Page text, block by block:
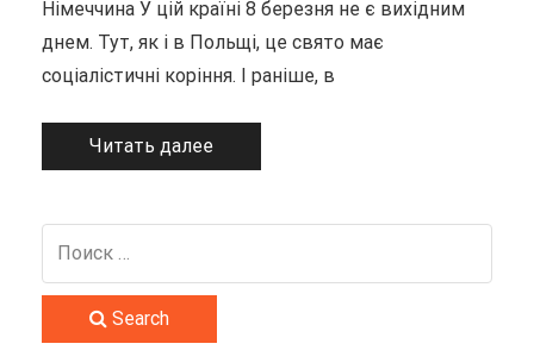
Німеччина У цій країні 8 березня не є вихідним
днем. Тут, як і в Польщі, це свято має
соціалістичні коріння. І раніше, в
Читать далее
Search